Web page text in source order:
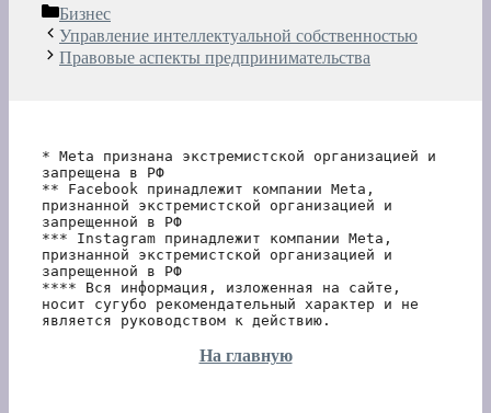
Рубрики
Бизнес
Управление интеллектуальной собственностью
Правовые аспекты предпринимательства
* Meta признана экстремистской организацией и
запрещена в РФ
** Facebook принадлежит компании Meta,
признанной экстремистской организацией и
запрещенной в РФ
*** Instagram принадлежит компании Meta,
признанной экстремистской организацией и
запрещенной в РФ
**** Вся информация, изложенная на сайте,
носит сугубо рекомендательный характер и не
является руководством к действию.
На главную